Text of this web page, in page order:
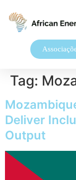
Tag:
Deliver
Output